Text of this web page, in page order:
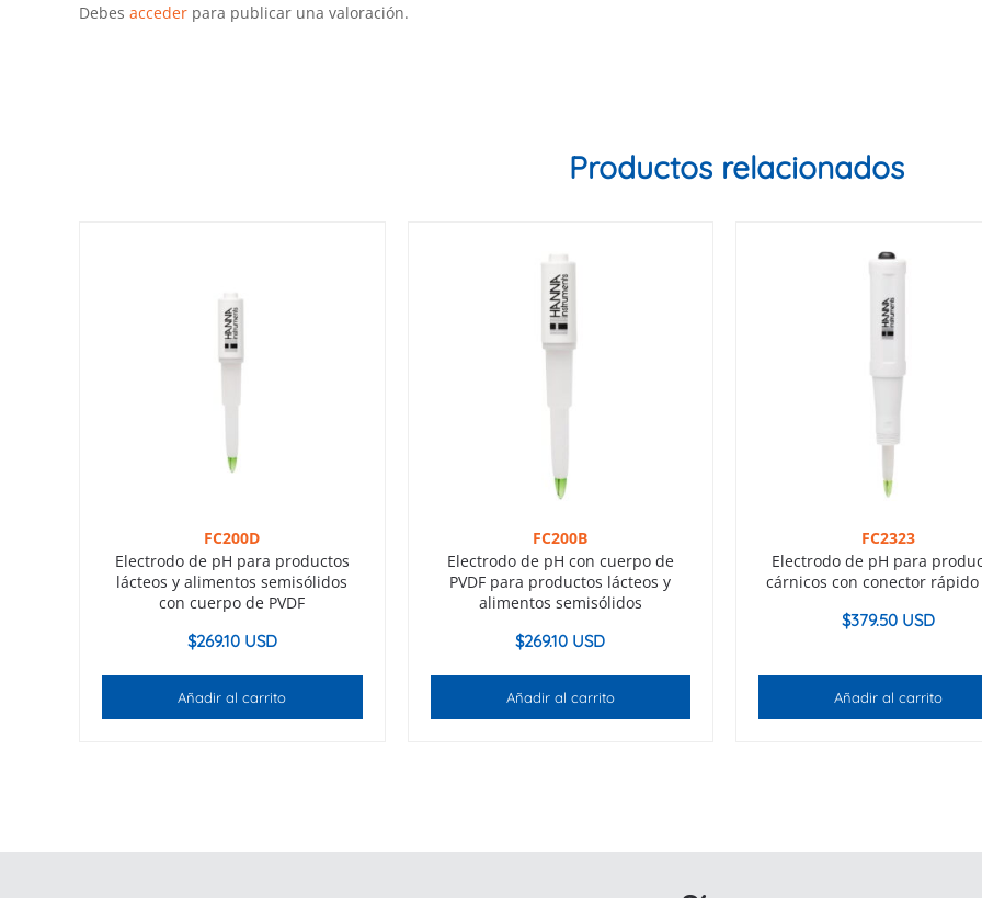
Debes acceder para publicar una valoración.
Productos relacionados
FC200D
Electrodo de pH para productos
lácteos y alimentos semisólidos
con cuerpo de PVDF
$269.10 USD
Añadir al carrito
FC200B
Electrodo de pH con cuerpo de
PVDF para productos lácteos y
alimentos semisólidos
$269.10 USD
Añadir al carrito
FC2323
Electrodo de pH para
cárnicos con conector rápido
$379.50 USD
Añadir al carrito